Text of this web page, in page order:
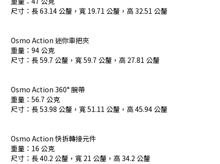
尺寸：長 63.14 公釐，寬 19.71 公釐，高 32.51 公釐
Osmo Action 迷你車把夾
重量：94 公克
尺寸：長 59.7 公釐，寬 59.7 公釐，高 27.81 公釐
Osmo Action 360° 腕帶
重量：56.7 公克
尺寸：長 53.98 公釐，寬 51.11 公釐，高 45.94 公釐
Osmo Action 快拆轉接元件
重量：16 公克
尺寸：長 40.2 公釐，寬 21 公釐，高 34.2 公釐